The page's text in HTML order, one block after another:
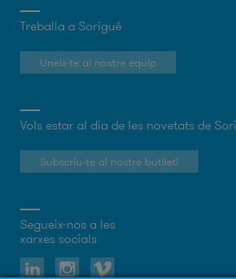
Treballa a Sorigué
Uneix-te al nostre equip
Vols estar al dia de les novetats de
Subscriu-te al nostre butlletí
Segueix-nos a les
xarxes socials